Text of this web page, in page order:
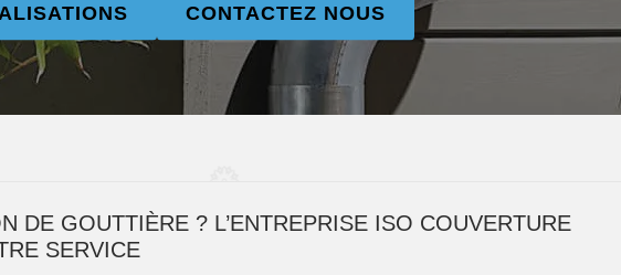
CONTACTEZ NOUS
DE GOUTTIÈRE ? L’ENTREPRISE ISO COUVERTURE
SERVICE